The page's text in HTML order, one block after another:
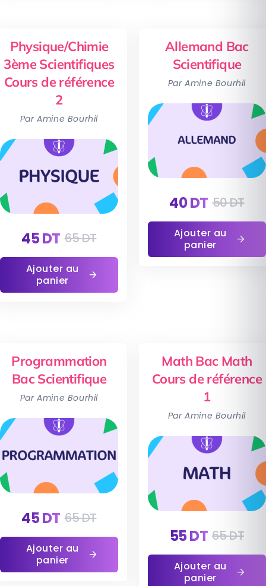
Physique/Chimie
3ème Scientifiques
Cours de référence
2
Par Amine Bourhil
45DT 65DT
Ajouter au
panier
Allemand Bac
Scientifique
Par Amine Bourhil
40DT 50DT
Ajouter au
panier
Programmation
Bac Scientifique
Par Amine Bourhil
45DT 65DT
Ajouter au
panier
Math Bac Math
Cours de référence
1
Par Amine Bourhil
55DT 65DT
Ajouter au
panier